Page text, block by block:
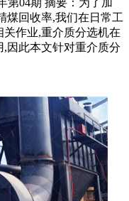
煤回收率,我们在日常工
作业,重介质分选机在
因此本文针对重介质分